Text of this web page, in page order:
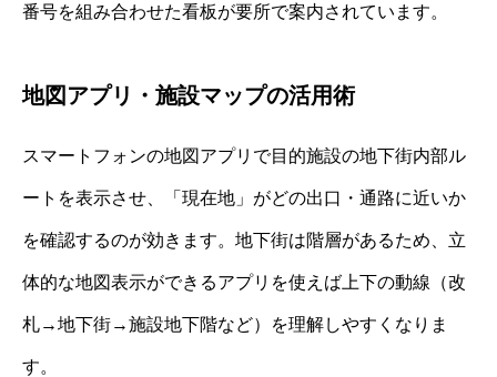
番号を組み合わせた看板が要所で案内されています。
地図アプリ・施設マップの活用術
スマートフォンの地図アプリで目的施設の地下街内部ル
ートを表示させ、「現在地」がどの出口・通路に近いか
を確認するのが効きます。地下街は階層があるため、立
体的な地図表示ができるアプリを使えば上下の動線（改
札→地下街→施設地下階など）を理解しやすくなりま
す。